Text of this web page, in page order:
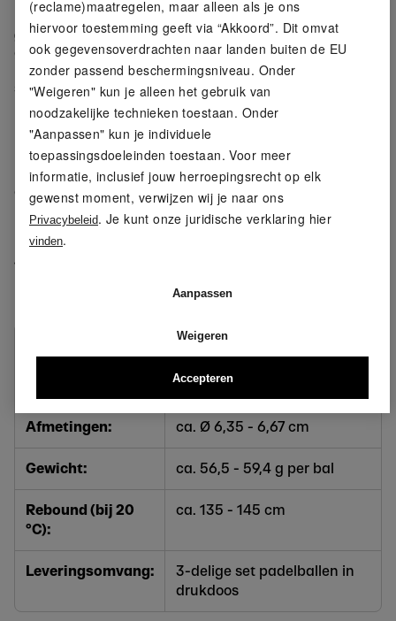
Deze padelballen zijnFIP-gecertificeerden
goedgekeurd voor officiële wedstrijden, wat
garandeert dat ze voldoen aan de hoogste
kwaliteitsnormen en geschikt zijn voor serieuze
spelers.
Langere levensduur en versheid
Dankzij deinclusief drukdoos voor opslag
ballen langer vers en speelklaar, waardoor je altijd met
de beste kwaliteit kunt spelen.
Materiaal
45% wol, 55% nylon + rubber
Productkenmerken
3-pack
geel
Afmetingen: ca. Ø 6,35 - 6,67 cm
Gewicht: ca. 56,5 - 59,4 g per bal
Rebound (bij 20
°C):
ca. 135 - 145 cm
Leveringsomvang:
3-delige set padelballen in
drukdoos
(reclame)maatregelen, maar alleen als je ons
hiervoor toestemming geeft via “Akkoord”. Dit omvat
ook gegevensoverdrachten naar landen buiten de EU
zonder passend beschermingsniveau. Onder
"Weigeren" kun je alleen het gebruik van
noodzakelijke technieken toestaan. Onder
"Aanpassen" kun je individuele
toepassingsdoeleinden toestaan. Voor meer
informatie, inclusief jouw herroepingsrecht op elk
gewenst moment, verwijzen wij je naar ons
Privacybeleid. Je kunt onze juridische verklaring hier
vinden.
Aanpassen
Weigeren
Accepteren